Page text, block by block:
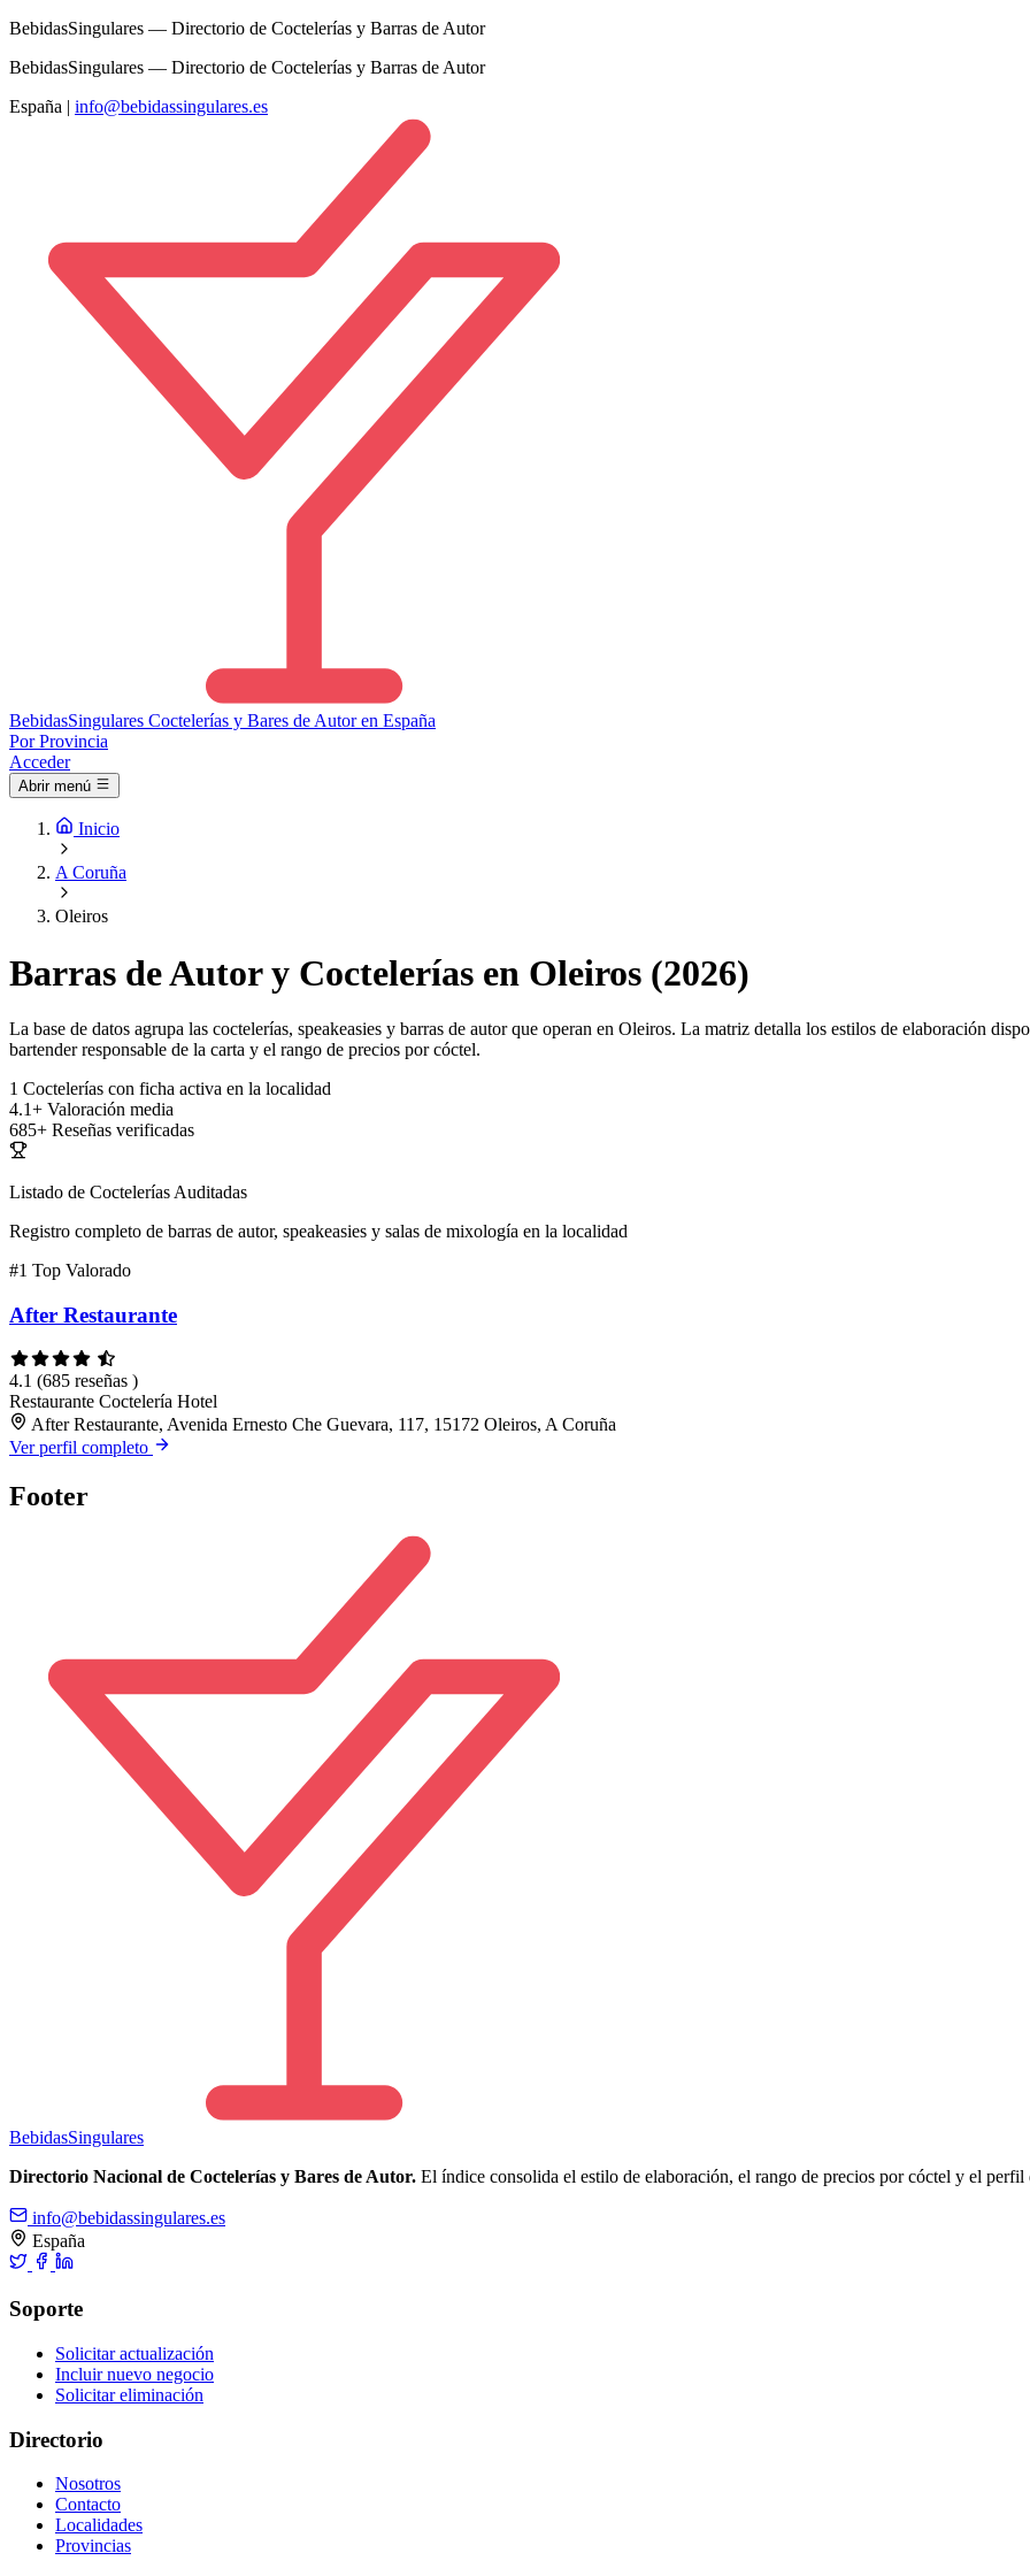
BebidasSingulares — Directorio de Coctelerías y Barras de Autor
BebidasSingulares — Directorio de Coctelerías y Barras de Autor
España | info@bebidassingulares.es
BebidasSingulares Coctelerías y Bares de Autor en España
Por Provincia
Acceder
Abrir menú
Inicio
A Coruña
Oleiros
Barras de Autor y Coctelerías en Oleiros (2026)
La base de datos agrupa las coctelerías, speakeasies y barras de autor que operan en Oleiros. La matriz detalla los estilos de elaboración
bartender responsable de la carta y el rango de precios por cóctel.
1 Coctelerías con ficha activa en la localidad
4.1+ Valoración media
685+ Reseñas verificadas
Listado de Coctelerías Auditadas
Registro completo de barras de autor, speakeasies y salas de mixología en la localidad
#1 Top Valorado
After Restaurante
4.1 (685 reseñas )
Restaurante Coctelería Hotel
After Restaurante, Avenida Ernesto Che Guevara, 117, 15172 Oleiros, A Coruña
Ver perfil completo
Footer
BebidasSingulares
Directorio Nacional de Coctelerías y Bares de Autor. El índice consolida el estilo de elaboración, el rango de precios por cóctel y el
info@bebidassingulares.es
España
Soporte
Solicitar actualización
Incluir nuevo negocio
Solicitar eliminación
Directorio
Nosotros
Contacto
Localidades
Provincias